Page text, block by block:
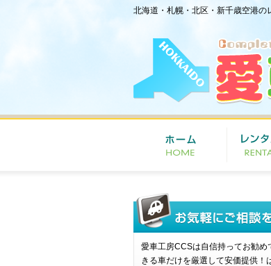
北海道・札幌・北区・新千歳空港
愛車工房CCSは自信持ってお勧め
きる車だけを厳選して安価提供！